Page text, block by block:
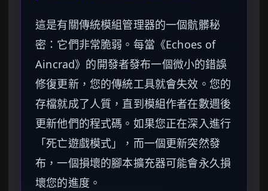
這是有關傳統模組管理器的一個骯髒秘
密：它們非常脆弱。每當《Echoes of
Aincrad》的開發者發布一個微小的錯誤
修復更新，您的傳統工具就會失效。您的
存檔就成了人質，直到模組作者在數週後
更新他們的程式碼。如果您正在深入進行
「死亡遊戲模式」，而一個更新突然發
布，一個損壞的腳本擴充器可能會永久損
壞您的進度。